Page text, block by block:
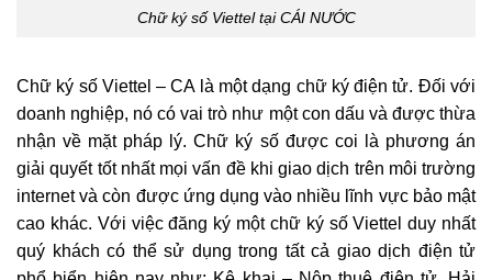
Chữ ký số Viettel tại CÁI NƯỚC
Chữ ký số Viettel – CA là một dạng chữ ký điện tử. Đối với
doanh nghiệp, nó có vai trò như một con dấu và được thừa
nhận về mặt pháp lý. Chữ ký số được coi là phương án
giải quyết tốt nhất mọi vấn đề khi giao dịch trên môi trường
internet và còn được ứng dụng vào nhiều lĩnh vực bảo mật
cao khác. Với việc đăng ký một chữ ký số Viettel duy nhất
quý khách có thể sử dụng trong tất cả giao dịch điện tử